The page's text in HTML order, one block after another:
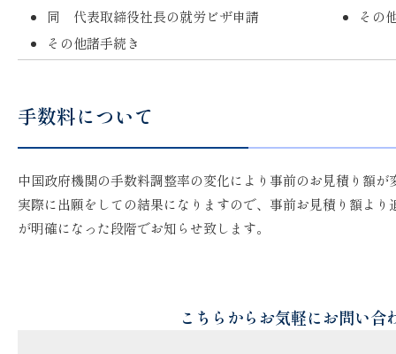
同 代表取締役社長の就労ビザ申請
その他諸手続き
その
手数料について
中国政府機関の手数料調整率の変化により事前のお見積り額
実際に出願をしての結果になりますので、事前お見積り額よ
が明確になった段階でお知らせ致します。
こちらからお気軽にお問い合